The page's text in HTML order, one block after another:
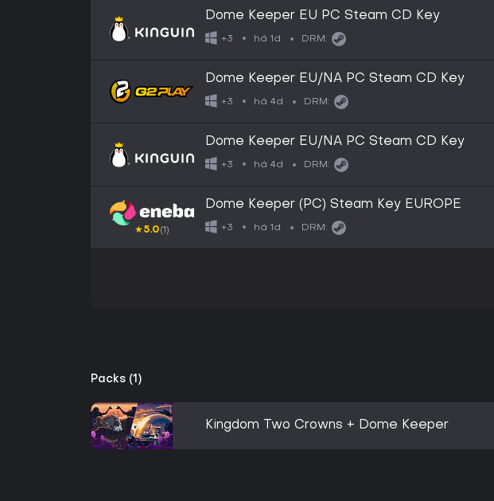
Dome Keeper EU PC Steam CD Key
+3 há 1d DRM:
Dome Keeper EU/NA PC Steam CD Key
+3 há 4d DRM:
Dome Keeper EU/NA PC Steam CD Key
+3 há 4d DRM:
★5.0(1)
Dome Keeper (PC) Steam Key EUROPE
+3 há 1d DRM:
Packs (1)
Kingdom Two Crowns + Dome Keeper